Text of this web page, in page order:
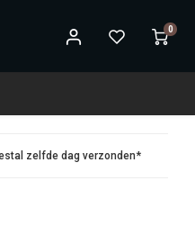
0
zelfde dag verzonden*